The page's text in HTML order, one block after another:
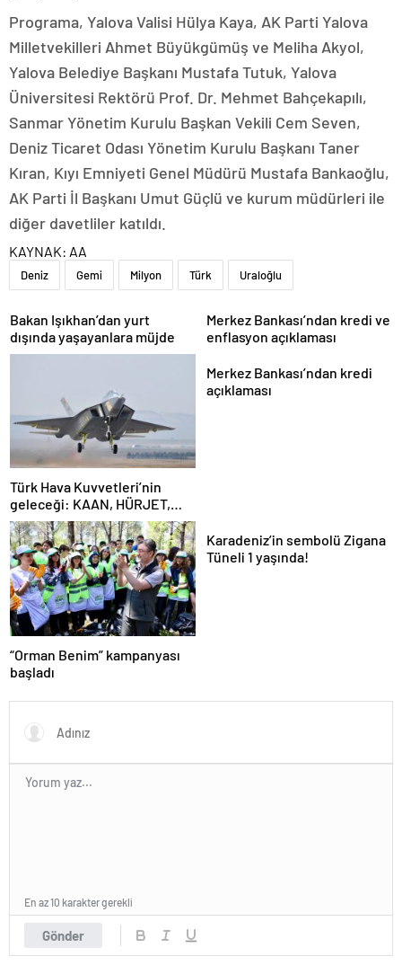
Programa, Yalova Valisi Hülya Kaya, AK Parti Yalova
Milletvekilleri Ahmet Büyükgümüş ve Meliha Akyol,
Yalova Belediye Başkanı Mustafa Tutuk, Yalova
Üniversitesi Rektörü Prof. Dr. Mehmet Bahçekapılı,
Sanmar Yönetim Kurulu Başkan Vekili Cem Seven,
Deniz Ticaret Odası Yönetim Kurulu Başkanı Taner
Kıran, Kıyı Emniyeti Genel Müdürü Mustafa Bankaoğlu,
AK Parti İl Başkanı Umut Güçlü ve kurum müdürleri ile
diğer davetliler katıldı.
KAYNAK: AA
Deniz Gemi Milyon Türk Uraloğlu
Bakan Işıkhan’dan yurt
dışında yaşayanlara müjde
Merkez Bankası’ndan kredi ve
enflasyon açıklaması
Türk Hava Kuvvetleri’nin
geleceği: KAAN, HÜRJET,
GÖKBEY ve HÜRKÜŞ
Merkez Bankası’ndan kredi
açıklaması
“Orman Benim” kampanyası
başladı
Karadeniz’in sembolü Zigana
Tüneli 1 yaşında!
Gönder
En az 10 karakter gerekli